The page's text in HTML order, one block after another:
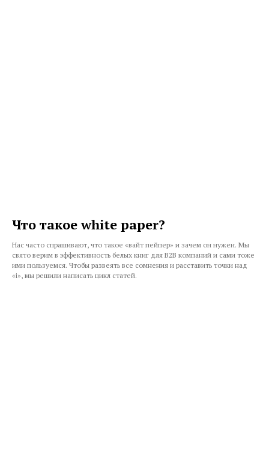
Что такое white paper?
Нас часто спрашивают, что такое «вайт пейпер» и зачем он нужен. Мы
свято верим в эффективность белых книг для В2В компаний и сами тоже
ими пользуемся. Чтобы развеять все сомнения и расставить точки над
«і», мы решили написать цикл статей.